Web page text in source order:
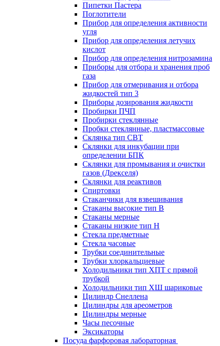
Пипетки Пастера
Поглотители
Прибор для определения активности
угля
Прибор для определения летучих
кислот
Прибор для определения нитрозамина
Приборы для отбора и хранения проб
газа
Прибор для отмеривания и отбора
жидкостей тип 3
Приборы дозирования жидкости
Пробирки ПЧП
Пробирки стеклянные
Пробки стеклянные, пластмассовые
Склянка тип СВТ
Склянки для инкубации при
определении БПК
Склянки для промывания и очистки
газов (Дрекселя)
Склянки для реактивов
Спиртовки
Стаканчики для взвешивания
Стаканы высокие тип В
Стаканы мерные
Стаканы низкие тип Н
Стекла предметные
Стекла часовые
Трубки соединительные
Трубки хлоркальциевые
Холодильники тип ХПТ с прямой
трубкой
Холодильники тип ХШ шариковые
Цилиндр Снеллена
Цилиндры для ареометров
Цилиндры мерные
Часы песочные
Эксикаторы
Посуда фарфоровая лабораторная